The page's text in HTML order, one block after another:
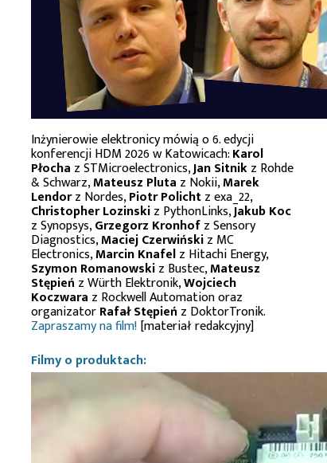
Inżynierowie elektronicy mówią o 6. edycji
konferencji HDM 2026 w Katowicach:Karol
Płocha z STMicroelectronics,Jan Sitnikz Rohde
& Schwarz,Mateusz Pluta z Nokii,Marek
Lendorz Nordes,Piotr Polichtz exa_22,
Christopher Lozinskiz PythonLinks,Jakub Koc
z Synopsys,Grzegorz Kronhofz Sensory
Diagnostics,Maciej Czerwińskiz MC
Electronics,Marcin Knafelz Hitachi Energy,
Szymon Romanowskiz Bustec,Mateusz
Stępień z Würth Elektronik,Wojciech
Koczwara z Rockwell Automation oraz
organizatorRafał Stępień z DoktorTronik.
Zapraszamy na film![materiał redakcyjny]
Filmy o produktach: